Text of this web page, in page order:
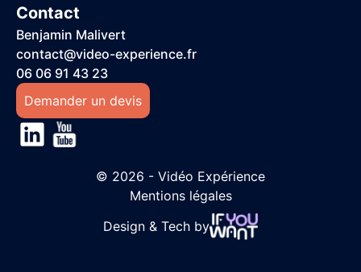
Contact
Benjamin Malivert
contact@video-experience.fr
06 06 91 43 23
Demander un devis
© 2026 - Vidéo Expérience
Mentions légales
Design & Tech by